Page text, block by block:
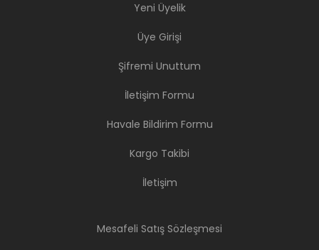
Yeni Üyelik
Üye Girişi
Şifremi Unuttum
İletişim Formu
Havale Bildirim Formu
Kargo Takibi
İletişim
Mesafeli Satış Sözleşmesi